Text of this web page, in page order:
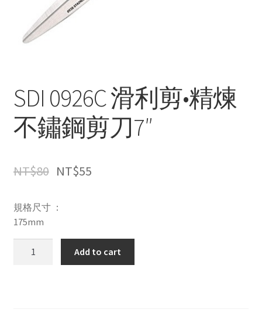
SDI 0926C 滑利剪•精煉
不鏽鋼剪刀7″
NT$80 NT$55
規格尺寸 ：
175mm
Add to cart